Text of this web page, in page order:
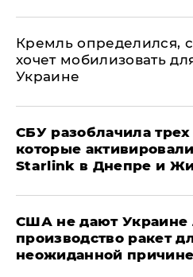
Кремль определился,
хочет мобилизовать
Украине
СБУ разоблачила
которые
Starlink в Днепре и
США не дают Украине
производство ракет
неожиданной